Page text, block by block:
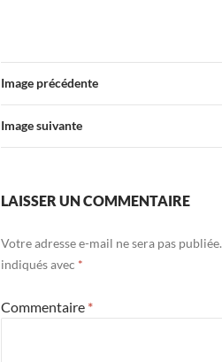
Image précédente
Image suivante
LAISSER UN COMMENTAIRE
Votre adresse e-mail ne sera pas publiée.
indiqués avec *
Commentaire *